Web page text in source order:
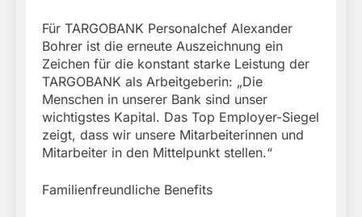
Für TARGOBANK Personalchef Alexander
Bohrer ist die erneute Auszeichnung ein
Zeichen für die konstant starke Leistung der
TARGOBANK als Arbeitgeberin: „Die
Menschen in unserer Bank sind unser
wichtigstes Kapital. Das Top Employer-Siegel
zeigt, dass wir unsere Mitarbeiterinnen und
Mitarbeiter in den Mittelpunkt stellen.“
Familienfreundliche Benefits